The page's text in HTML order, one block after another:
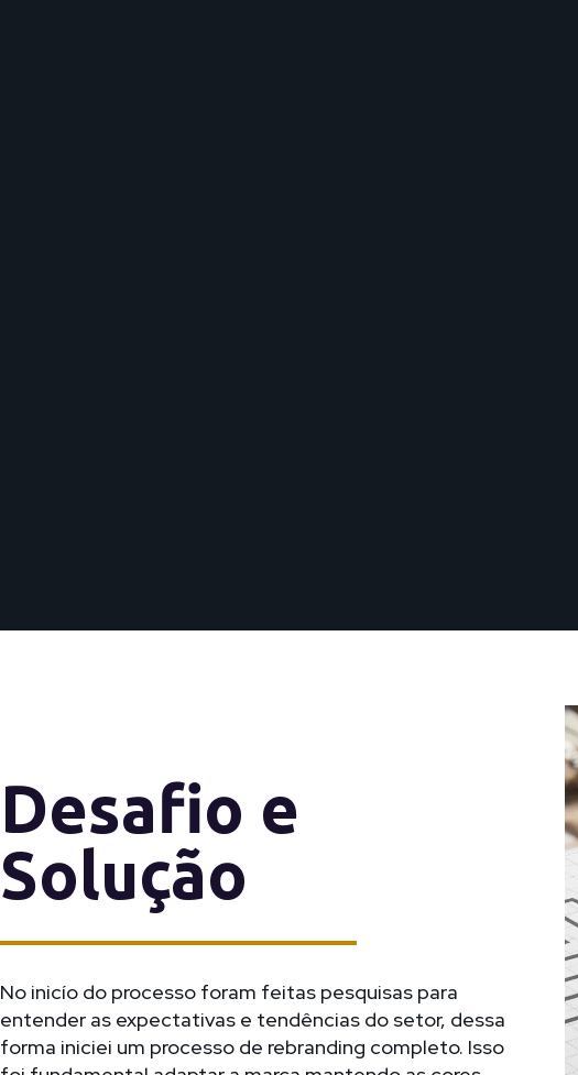
Desafio e
Solução
No inicío do processo foram feitas pesquisas para
entender as expectativas e tendências do setor, dessa
forma iniciei um processo de rebranding completo. Isso